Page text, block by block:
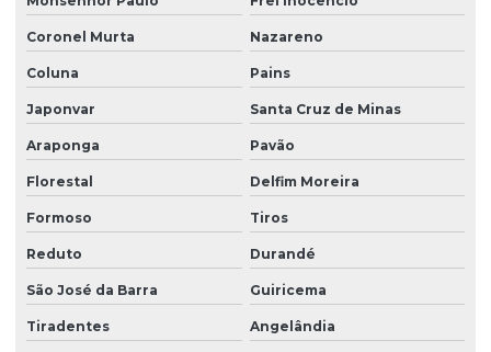
Coronel Murta Nazareno
Coluna Pains
Japonvar Santa Cruz de Minas
Araponga Pavão
Florestal Delfim Moreira
Formoso Tiros
Reduto Durandé
São José da Barra Guiricema
Tiradentes Angelândia